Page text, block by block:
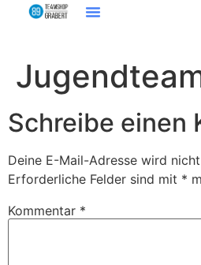
Schreibe einen
Deine E-Mail-Adresse wird
Erforderliche Felder sind mit *
Kommentar *